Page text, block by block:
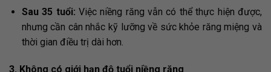
Sau 35 tuổi: Việc niềng răng vẫn có thể thực hiện được,
nhưng cần cân nhắc kỹ lưỡng về sức khỏe răng miệng và
thời gian điều trị dài hơn.
3. Không có giới hạn độ tuổi niềng răng